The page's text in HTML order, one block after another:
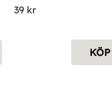
39kr
KÖP